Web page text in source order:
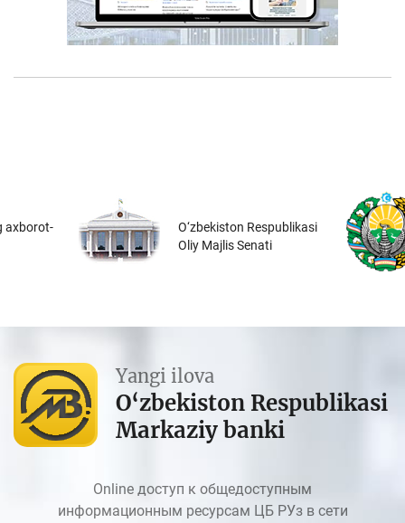
axborot-
O‘zbekiston Respublikasi
Oliy Majlis Senati
Yangi ilova
O‘zbekiston Respublikasi
Markaziy banki
Online доступ к общедоступным
информационным ресурсам ЦБ РУз в сети